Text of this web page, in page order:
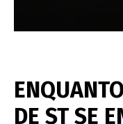
DE ST SE